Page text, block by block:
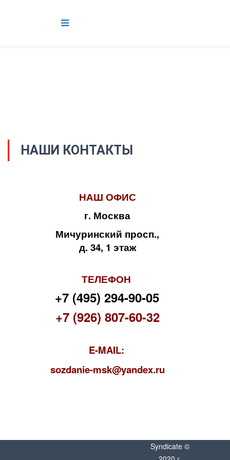
НАШИ КОНТАКТЫ
НАШ ОФИС
г. Москва
Мичуринский просп.,
д. 34, 1 этаж
ТЕЛЕФОН
+7 (495) 294-90-05
+7 (926) 807-60-32
E-MAIL:
sozdanie-msk@yandex.ru
Syndicate ©